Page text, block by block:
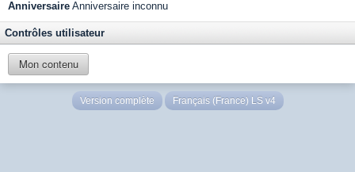
Anniversaire Anniversaire inconnu
Contrôles utilisateur
Mon contenu
Version complète Français (France) LS v4